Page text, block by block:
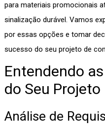
para materiais promocionais
sinalização durável. Vamos
por essas opções e tomar
sucesso do seu projeto de
Entendendo
do Seu Projeto
Análise de